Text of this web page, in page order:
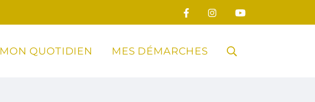
MON QUOTIDIEN MES DÉMARCHES RECHERCHE